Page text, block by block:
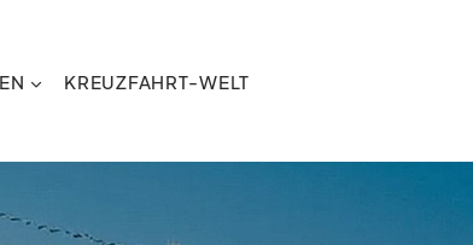
KREUZFAHRT-WELT